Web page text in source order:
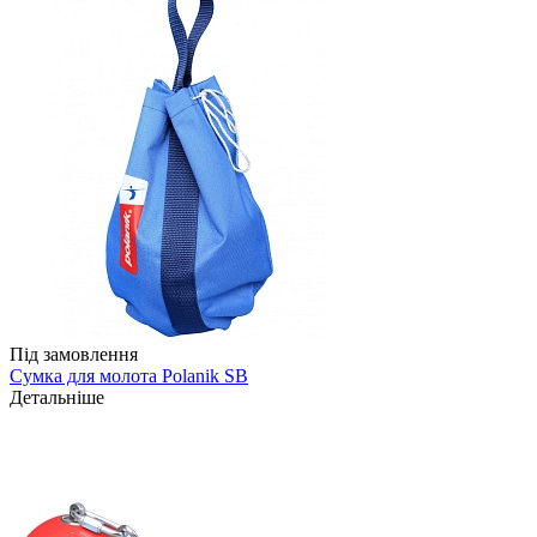
Під замовлення
Сумка для молота Polanik SB
Детальніше